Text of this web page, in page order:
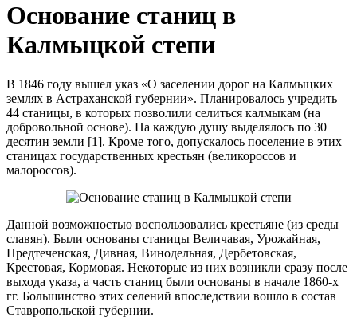
Основание станиц в
Калмыцкой степи
В 1846 году вышел указ «О заселении дорог на Калмыцких
землях в Астраханской губернии». Планировалось учредить
44 станицы, в которых позволили селиться калмыкам (на
добровольной основе). На каждую душу выделялось по 30
десятин земли [1]. Кроме того, допускалось поселение в этих
станицах государственных крестьян (великороссов и
малороссов).
Данной возможностью воспользовались крестьяне (из среды
славян). Были основаны станицы Величавая, Урожайная,
Предтеченская, Дивная, Винодельная, Дербетовская,
Крестовая, Кормовая. Некоторые из них возникли сразу после
выхода указа, а часть станиц были основаны в начале 1860-х
гг. Большинство этих селений впоследствии вошло в состав
Ставропольской губернии.